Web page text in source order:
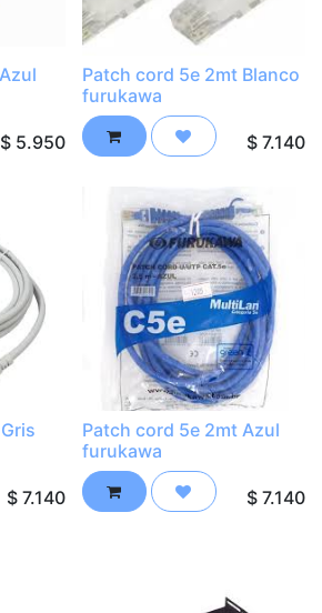
$ 5.950
Patch cord 5e 2mt Blanco
furukawa
$ 7.140
$ 7.140
Patch cord 5e 2mt Azul
furukawa
$ 7.140